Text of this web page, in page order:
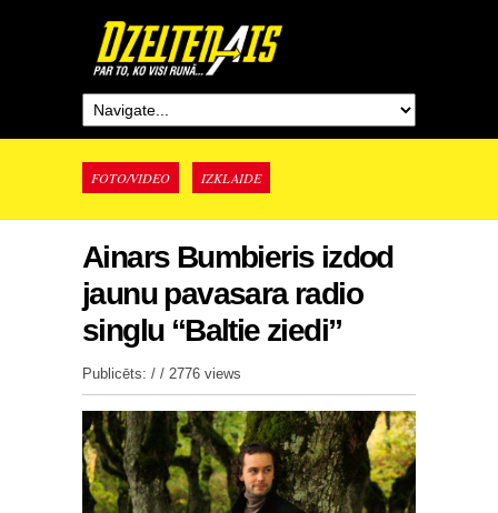
FOTO/VIDEO IZKLAIDE
Ainars Bumbieris izdod
jaunu pavasara radio
singlu “Baltie ziedi”
Publicēts: / / 2776 views